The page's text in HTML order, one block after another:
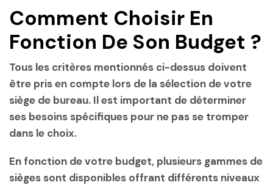
Comment Choisir En
Fonction De Son Budget ?
Tous les critères mentionnés ci-dessus doivent
être pris en compte lors de la sélection de votre
siège de bureau. Il est important de déterminer
ses besoins spécifiques pour ne pas se tromper
dans le choix.
En fonction de votre budget, plusieurs gammes de
sièges sont disponibles offrant différents niveaux